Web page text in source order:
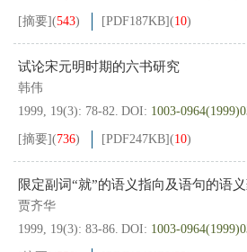
[摘要](543) [PDF187KB](10)
试论宋元明时期的六书研究
韩伟
1999, 19(3): 78-82. DOI: 1003-
[摘要](736) [PDF247KB](10)
限定副词“就”的语义指向及语句的语
贾齐华
1999, 19(3): 83-86. DOI: 1003-